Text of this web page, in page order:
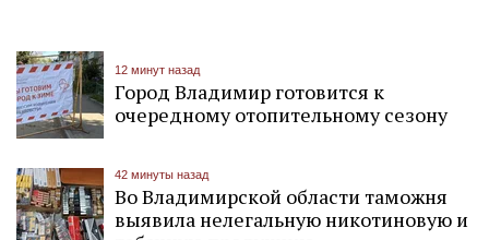
12 минут назад
Город Владимир готовится к
очередному отопительному сезону
42 минуты назад
Во Владимирской области таможня
выявила нелегальную никотиновую и